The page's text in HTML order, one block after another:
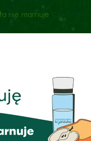
nie marnuje